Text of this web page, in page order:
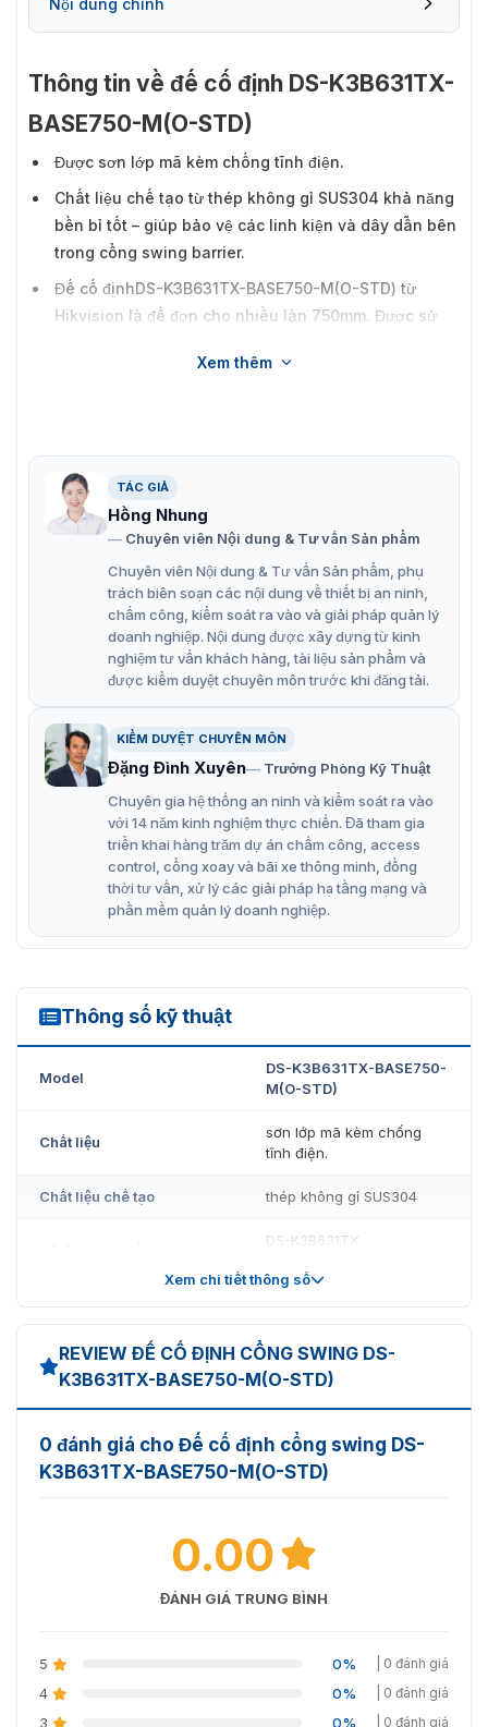
Thông tin về đế cố định DS-K3B631TX-
BASE750-M(O-STD)
Được sơn lớp mã kèm chống tĩnh điện.
Chất liệu chế tạo từ thép không gỉ SUS304 khả năng
bền bỉ tốt – giúp bảo vệ các linh kiện và dây dẫn bên
trong cổng swing barrier.
Đế cố địnhDS-K3B631TX-BASE750-M(O-STD) từ
Hikvision là đế đơn cho nhiều làn 750mm. Được sử
Xem thêm
TÁC GIẢ
Hồng Nhung
Chuyên viên Nội dung & Tư vấn Sản phẩm
Chuyên viên Nội dung & Tư vấn Sản phẩm, phụ
trách biên soạn các nội dung về thiết bị an ninh,
chấm công, kiểm soát ra vào và giải pháp quản lý
doanh nghiệp. Nội dung được xây dựng từ kinh
nghiệm tư vấn khách hàng, tài liệu sản phẩm và
được kiểm duyệt chuyên môn trước khi đăng tải.
KIỂM DUYỆT CHUYÊN MÔN
Đặng Đình Xuyên
Trưởng Phòng Kỹ Thuật
Chuyên gia hệ thống an ninh và kiểm soát ra vào
với 14 năm kinh nghiệm thực chiến. Đã tham gia
triển khai hàng trăm dự án chấm công, access
control, cổng xoay và bãi xe thông minh, đồng
thời tư vấn, xử lý các giải pháp hạ tầng mạng và
phần mềm quản lý doanh nghiệp.
Thông số kỹ thuật
DS-K3B631TX-BASE750-M(O-STD)
Model
DS-K3B631TX-BASE750-
M(O-STD)
Chất liệu
sơn lớp mã kèm chống
tĩnh điện.
Chất liệu chế tạo thép không gỉ SUS304
DS-K3B631TX
làn đường 750mm
Xem chi tiết thông số
REVIEW ĐẾ CỐ ĐỊNH CỔNG SWING DS-
K3B631TX-BASE750-M(O-STD)
0 đánh giá cho Đế cố định cổng swing DS-
K3B631TX-BASE750-M(O-STD)
0.00
ĐÁNH GIÁ TRUNG BÌNH
5 0% | 0 đánh giá
4 0% | 0 đánh giá
3 0% | 0 đánh giá